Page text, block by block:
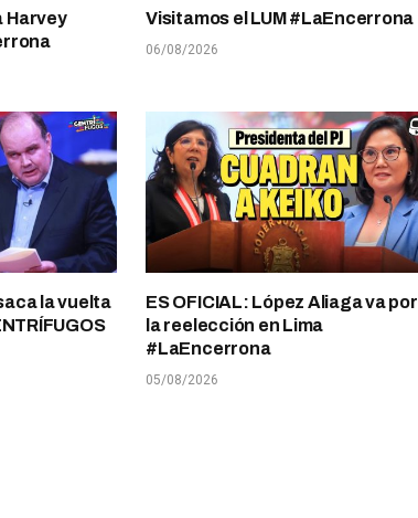
Harvey
Visitamos el LUM #LaEncerrona
06/08/2026
la vuelta
ES OFICIAL: López Aliaga va por
la reelección en Lima
#LaEncerrona
05/08/2026